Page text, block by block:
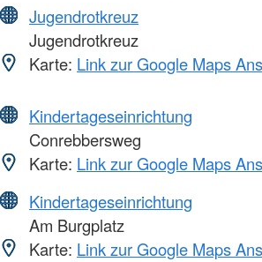
Jugendrotkreuz
Jugendrotkreuz
Karte: Link zur Google Maps
Kindertageseinrichtung
Conrebbersweg
Karte: Link zur Google Maps
Kindertageseinrichtung
Am Burgplatz
Karte: Link zur Google Maps